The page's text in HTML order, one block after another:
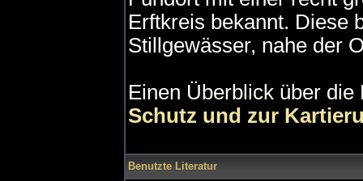
Erftkreis bekannt. Diese
Stillgewässer, nahe der
Einen Überblick über
Schutz und zur
Benutzte Literatur